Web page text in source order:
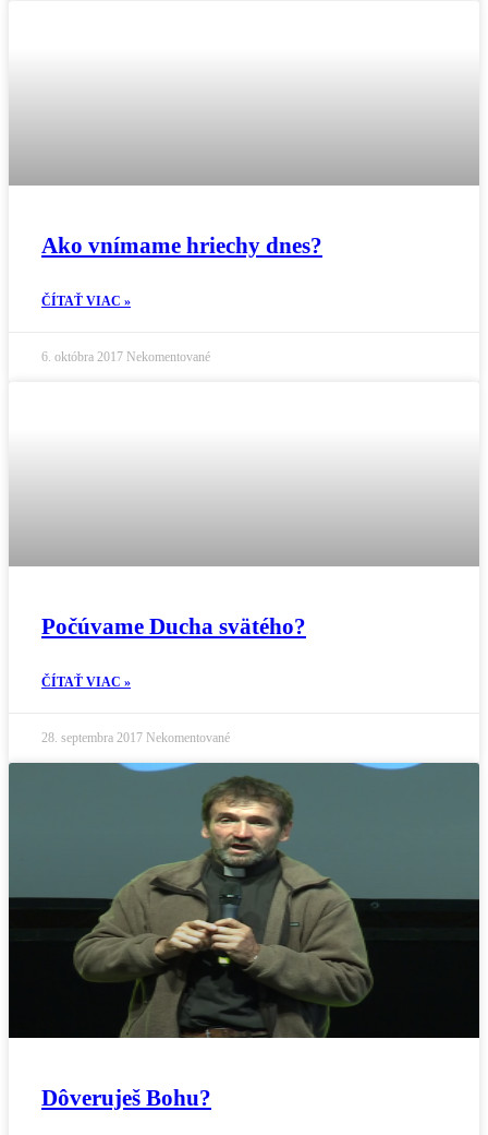
Ako vnímame hriechy dnes?
ČÍTAŤ VIAC »
6. októbra 2017 Nekomentované
Počúvame Ducha svätého?
ČÍTAŤ VIAC »
28. septembra 2017 Nekomentované
Dôveruješ Bohu?